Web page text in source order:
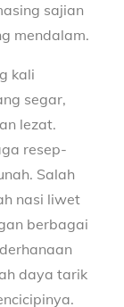
sajian
mendalam.
kali
segar,
lezat.
resep-
Salah
nasi liwet
berbagai
daya tarik